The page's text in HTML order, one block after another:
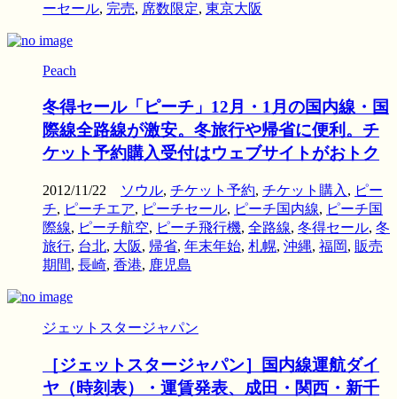
ーセール, 完売, 席数限定, 東京大阪
Peach
冬得セール「ピーチ」12月・1月の国内線・国
際線全路線が激安。冬旅行や帰省に便利。チ
ケット予約購入受付はウェブサイトがおトク
2012/11/22 ソウル, チケット予約, チケット購入 , ピー
チ, ピーチエア, ピーチセール, ピーチ国内線, ピーチ国
際線, ピーチ航空, ピーチ飛行機, 全路線, 冬得セール, 冬
旅行, 台北, 大阪, 帰省, 年末年始, 札幌, 沖縄, 福岡, 販売
期間, 長崎, 香港, 鹿児島
ジェットスタージャパン
［ジェットスタージャパン］国内線運航ダイ
ヤ（時刻表）・運賃発表、成田・関西・新千